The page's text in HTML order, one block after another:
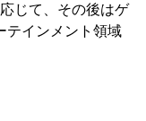
じて、その後はゲ
テインメント領域